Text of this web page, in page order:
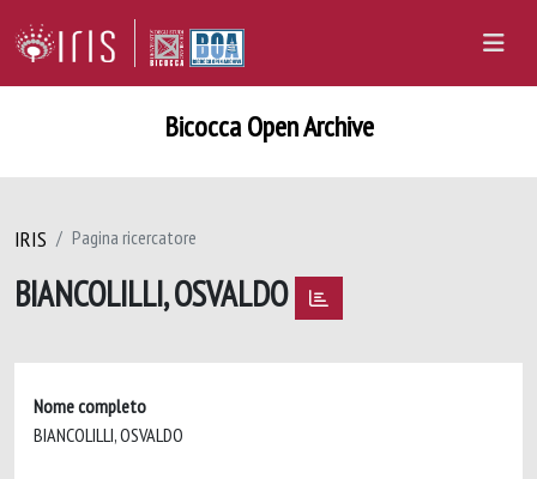
Bicocca Open Archive
IRIS Pagina ricercatore
BIANCOLILLI, OSVALDO
Nome completo
BIANCOLILLI, OSVALDO